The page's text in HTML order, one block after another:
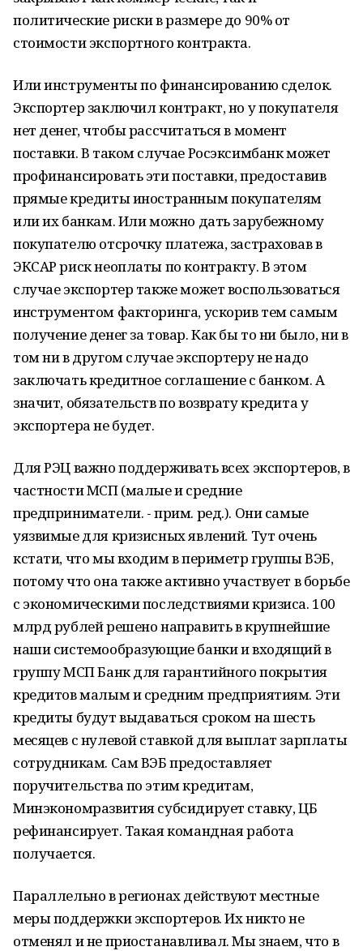
политические риски в размере до 90% от
стоимости экспортного контракта.
Или инструменты по финансированию сделок.
Экспортер заключил контракт, но у покупателя
нет денег, чтобы рассчитаться в момент
поставки. В таком случае Росэксимбанк может
профинансировать эти поставки, предоставив
прямые кредиты иностранным покупателям
или их банкам. Или можно дать зарубежному
покупателю отсрочку платежа, застраховав в
ЭКСАР риск неоплаты по контракту. В этом
случае экспортер также может воспользоваться
инструментом факторинга, ускорив тем самым
получение денег за товар. Как бы то ни было, ни в
том ни в другом случае экспортеру не надо
заключать кредитное соглашение с банком. А
значит, обязательств по возврату кредита у
экспортера не будет.
Для РЭЦ важно поддерживать всех экспортеров, в
частности МСП (малые и средние
предприниматели. - прим. ред.). Они самые
уязвимые для кризисных явлений. Тут очень
кстати, что мы входим в периметр группы ВЭБ,
потому что она также активно участвует в борьбе
с экономическими последствиями кризиса. 100
млрд рублей решено направить в крупнейшие
наши системообразующие банки и входящий в
группу МСП Банк для гарантийного покрытия
кредитов малым и средним предприятиям. Эти
кредиты будут выдаваться сроком на шесть
месяцев с нулевой ставкой для выплат зарплаты
сотрудникам. Сам ВЭБ предоставляет
поручительства по этим кредитам,
Минэкономразвития субсидирует ставку, ЦБ
рефинансирует. Такая командная работа
получается.
Параллельно в регионах действуют местные
меры поддержки экспортеров. Их никто не
отменял и не приостанавливал. Мы знаем, что в